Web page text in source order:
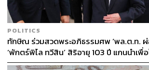
POLITICS
ทักษิณ ร่วมสวดพระอภิธรรมศพ ‘พล.ต.ท. ผ่
‘พักตร์พิไล ทวีสิน’ สิริอายุ 103 ปี แกนนำเพื่
หลากวงการร่วมอาลัย